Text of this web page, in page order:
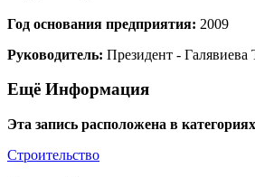
Год основания предприятия: 2009
Руководитель: Президент -
Ещё Информация
Эта запись расположена в
Строительство